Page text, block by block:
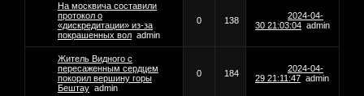
На москвича составили
протокол о
«дискредитации» из-за
покрашенных вол admin
0 138
2024-04-
30 21:03:04 admin
Житель Видного с
пересаженным сердцем
покорил вершину горы
Бештау admin
0 184
2024-04-
29 21:11:47 admin